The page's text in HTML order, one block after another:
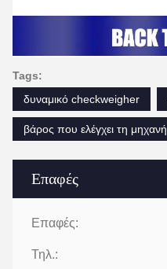
Επαφές
Επαφές:
Τηλ.:
Tags:
δυναμικό checkweigher
βάρος που ελέγχει τη μηχανή